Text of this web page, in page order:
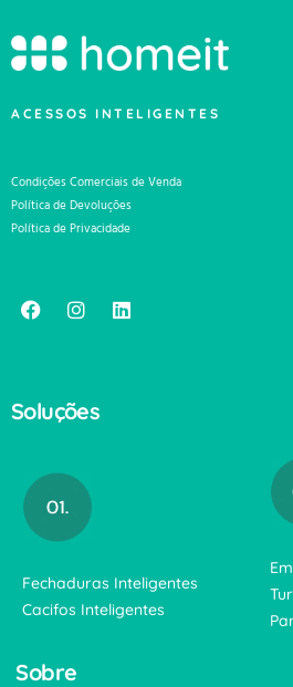
ACESSOS INTELIGENTES
Condições Comerciais de Venda
Política de Devoluções
Política de Privacidade
Soluções
Fechaduras Inteligentes
Cacifos Inteligentes
Sobre